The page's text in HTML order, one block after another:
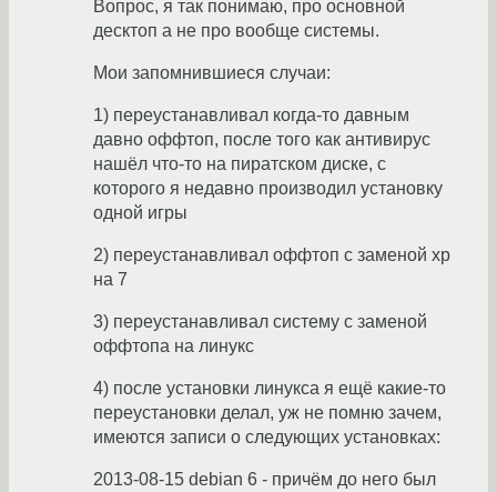
Вопрос, я так понимаю, про основной
десктоп а не про вообще системы.
Мои запомнившиеся случаи:
1) переустанавливал когда-то давным
давно оффтоп, после того как антивирус
нашёл что-то на пиратском диске, с
которого я недавно производил установку
одной игры
2) переустанавливал оффтоп с заменой xp
на 7
3) переустанавливал систему с заменой
оффтопа на линукс
4) после установки линукса я ещё какие-то
переустановки делал, уж не помню зачем,
имеются записи о следующих установках:
2013-08-15 debian 6 - причём до него был